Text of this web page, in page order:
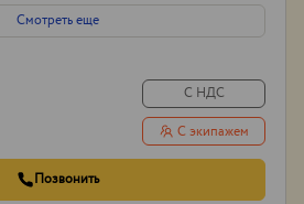
Смотреть еще
С НДС
С экипажем
Позвонить